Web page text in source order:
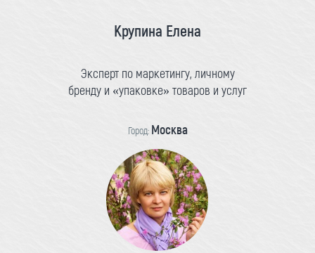
Крупина Елена
Эксперт по маркетингу, личному
бренду и «упаковке» товаров и услуг
Город: Москва